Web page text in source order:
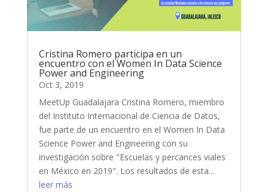
Cristina Romero participa en un
encuentro con el Women In Data Science
Power and Engineering
Oct 3, 2019
MeetUp Guadalajara Cristina Romero, miembro
del Instituto Internacional de Ciencia de Datos,
fue parte de un encuentro en el Women In Data
Science Power and Engineering con su
investigación sobre "Escuelas y percances viales
en México en 2019". Los resultados de esta...
leer más